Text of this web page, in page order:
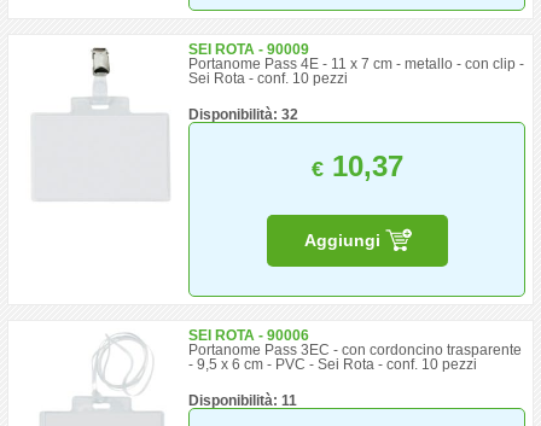
SEI ROTA - 90009
Portanome Pass 4E - 11 x 7 cm - metallo - con clip -
Sei Rota - conf. 10 pezzi
Disponibilità: 32
€10,37
Aggiungi
SEI ROTA - 90006
Portanome Pass 3EC - con cordoncino trasparente
- 9,5 x 6 cm - PVC - Sei Rota - conf. 10 pezzi
Disponibilità: 11